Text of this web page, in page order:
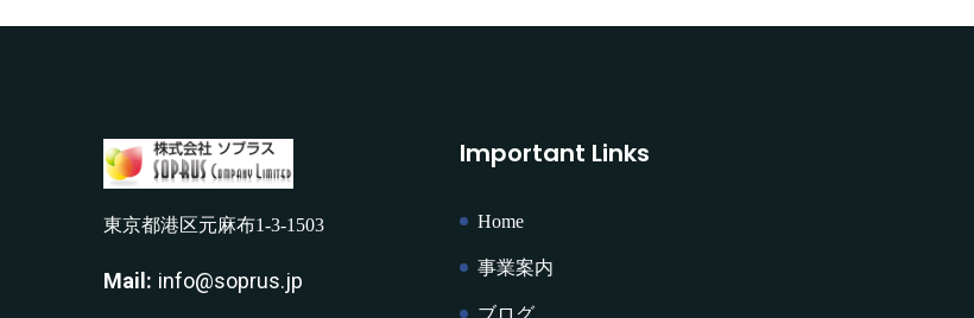
東京都港区元麻布1-3-1503
Mail: info@soprus.jp
Important Links
Home
事業案内
ブログ